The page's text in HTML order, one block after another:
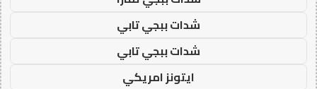
شدات ببجي تابي
شدات ببجي تابي
ايتونز امريكي